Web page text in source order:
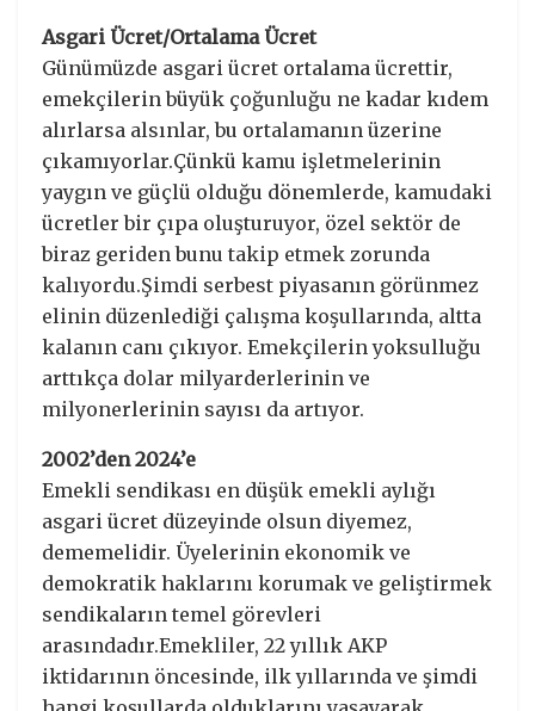
Asgari Ücret/Ortalama Ücret
Günümüzde asgari ücret ortalama ücrettir,
emekçilerin büyük çoğunluğu ne kadar kıdem
alırlarsa alsınlar, bu ortalamanın üzerine
çıkamıyorlar.Çünkü kamu işletmelerinin
yaygın ve güçlü olduğu dönemlerde, kamudaki
ücretler bir çıpa oluşturuyor, özel sektör de
biraz geriden bunu takip etmek zorunda
kalıyordu.Şimdi serbest piyasanın görünmez
elinin düzenlediği çalışma koşullarında, altta
kalanın canı çıkıyor. Emekçilerin yoksulluğu
arttıkça dolar milyarderlerinin ve
milyonerlerinin sayısı da artıyor.
2002’den 2024’e
Emekli sendikası en düşük emekli aylığı
asgari ücret düzeyinde olsun diyemez,
dememelidir. Üyelerinin ekonomik ve
demokratik haklarını korumak ve geliştirmek
sendikaların temel görevleri
arasındadır.Emekliler, 22 yıllık AKP
iktidarının öncesinde, ilk yıllarında ve şimdi